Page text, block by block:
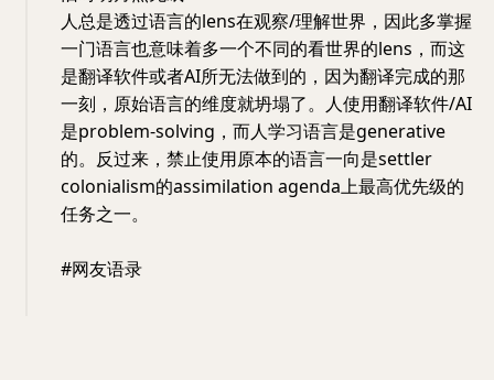
人总是透过语言的lens在观察/理解世界，因此多掌握
一门语言也意味着多一个不同的看世界的lens，而这
是翻译软件或者AI所无法做到的，因为翻译完成的那
一刻，原始语言的维度就坍塌了。人使用翻译软件/AI
是problem-solving，而人学习语言是generative
的。反过来，禁止使用原本的语言一向是settler
colonialism的assimilation agenda上最高优先级的
任务之一。
#网友语录